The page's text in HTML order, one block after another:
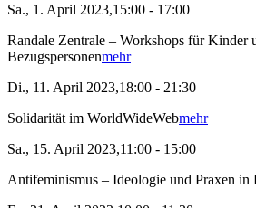
Sa., 1. April 2023,15:00 - 17:00
Randale Zentrale – Workshops für Kinder
Bezugspersonenmehr
Di., 11. April 2023,18:00 - 21:30
Solidarität im WorldWideWebmehr
Sa., 15. April 2023,11:00 - 15:00
Antifeminismus – Ideologie und Praxen in